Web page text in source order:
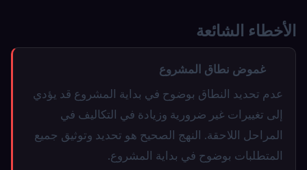
الأخطاء الشائعة
غموض نطاق المشروع
عدم تحديد النطاق بوضوح في بداية المشروع قد يؤدي
إلى تغييرات غير ضرورية وزيادة في التكاليف في
المراحل اللاحقة. النهج الصحيح هو تحديد وتوثيق جميع
المتطلبات بوضوح في بداية المشروع.